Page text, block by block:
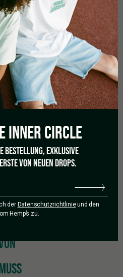
cbdgesundheit,
abwehrkräfte
INNER CIRCLE
BESTELLUNG, EXKLUSIVE
VON NEUEN DROPS.
der Datenschutzrichtlinieund den
Hemp’s zu.